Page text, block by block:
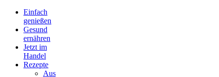
Einfach
genießen
Gesund
ernähren
Jetzt im
Handel
Rezepte
Aus